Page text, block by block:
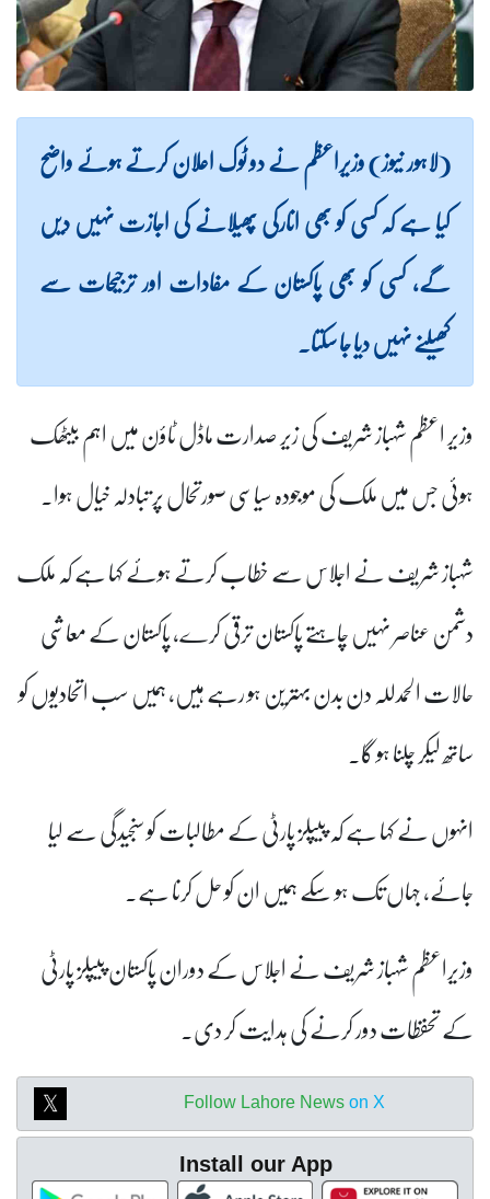
(لاہور نیوز) وزیراعظم نے دو ٹوک اعلان کرتے ہوئے واضح
کیا ہے کہ کسی کو بھی انارکی پھیلانے کی اجازت نہیں دیں
گے، کسی کو بھی پاکستان کے مفادات اور ترجیحات سے
کھیلنے نہیں دیا جا سکتا۔
وزیر اعظم شہباز شریف کی زیر صدارت ماڈل ٹاؤن میں اہم بیٹھک
ہوئی جس میں ملک کی موجودہ سیاسی صورتحال پر تبادلہ خیال ہوا۔
شہباز شریف نے اجلاس سے خطاب کرتے ہوئے کہا ہے کہ ملک
دشمن عناصر نہیں چاہتے پاکستان ترقی کرے، پاکستان کے معاشی
حالات الحمدللہ دن بدن بہترین ہو رہے ہیں، ہمیں سب اتحادیوں کو
ساتھ لیکر چلنا ہو گا۔
انہوں نے کہا ہے کہ پیپلز پارٹی کے مطالبات کو سنجیدگی سے لیا
جائے، جہاں تک ہو سکے ہمیں ان کو حل کرنا ہے۔
وزیراعظم شہباز شریف نے اجلاس کے دوران پاکستان پیپلز پارٹی
کے تحفظات دور کرنے کی ہدایت کر دی۔
Follow Lahore News on X
Install our App